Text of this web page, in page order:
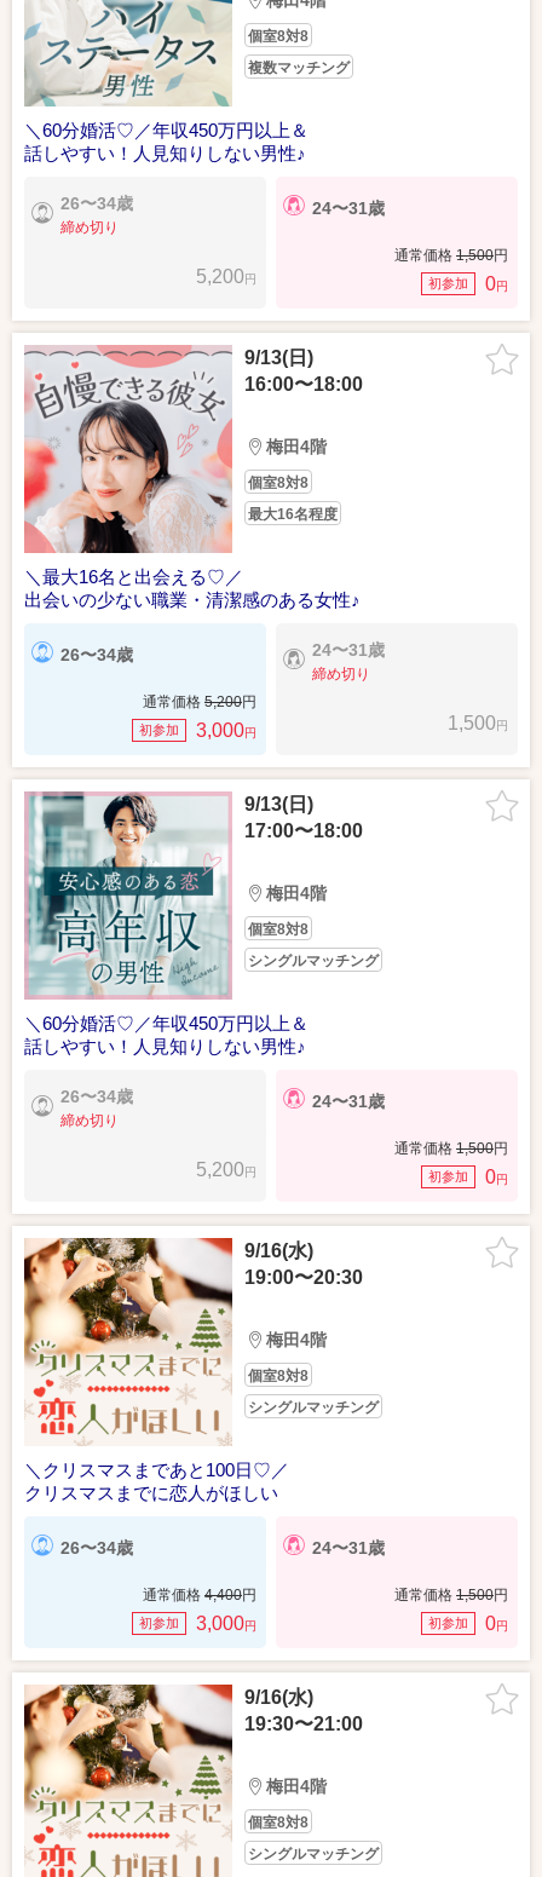
個室8対8
複数マッチング
＼60分婚活♡／年収450万円以上＆
話しやすい！人見知りしない男性♪
26〜34歳
締め切り
5,200円
24〜31歳
通常価格 1,500円
初参加 0円
9/13(日)
16:00〜18:00
梅田4階
個室8対8
最大16名程度
＼最大16名と出会える♡／
出会いの少ない職業・清潔感のある女性♪
26〜34歳
通常価格 5,200円
初参加 3,000円
24〜31歳
締め切り
1,500円
9/13(日)
17:00〜18:00
梅田4階
個室8対8
シングルマッチング
＼60分婚活♡／年収450万円以上＆
話しやすい！人見知りしない男性♪
26〜34歳
締め切り
5,200円
24〜31歳
通常価格 1,500円
初参加 0円
9/16(水)
19:00〜20:30
梅田4階
個室8対8
シングルマッチング
＼クリスマスまであと100日♡／
クリスマスまでに恋人がほしい
26〜34歳
通常価格 4,400円
初参加 3,000円
24〜31歳
通常価格 1,500円
初参加 0円
9/16(水)
19:30〜21:00
梅田4階
個室8対8
シングルマッチング